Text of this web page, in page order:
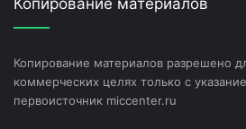
Копирование материалов
Копирование материалов разрешено
коммерческих целях только с
первоисточник miccenter.ru